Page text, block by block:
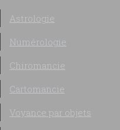
Astrologie
Numérologie
Chiromancie
Cartomancie
Voyance par objets